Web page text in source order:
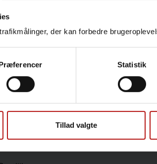
der kan forbedre
Statistik
Tillad valgte
Heidi Husted
T. 32688991 @.
Sundhedsfaglige